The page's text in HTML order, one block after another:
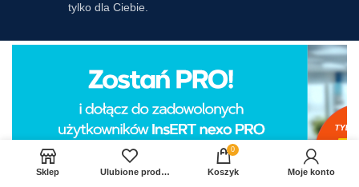
tylko dla Ciebie.
Sklep Ulubione produkty
0
Koszyk Moje konto